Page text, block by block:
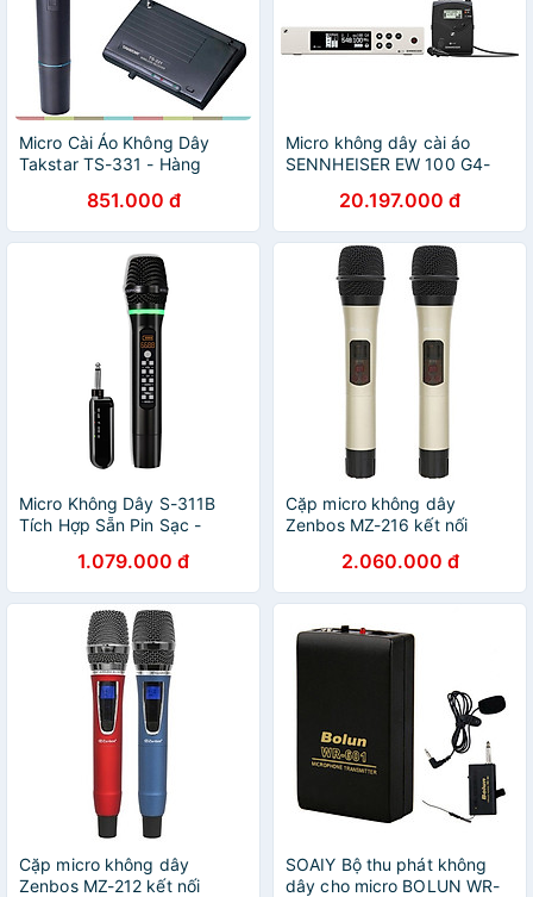
Micro Cài Áo Không Dây
Takstar TS-331 - Hàng
851.000 đ
Micro không dây cài áo
SENNHEISER EW 100 G4-
20.197.000 đ
Micro Không Dây S-311B
Tích Hợp Sẵn Pin Sạc -
1.079.000 đ
Cặp micro không dây
Zenbos MZ-216 kết nối
2.060.000 đ
Cặp micro không dây
Zenbos MZ-212 kết nối
SOAIY Bộ thu phát không
dây cho micro BOLUN WR-